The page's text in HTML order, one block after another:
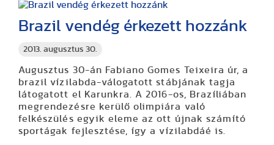
2013. augusztus 30.
Brazil vendég érkezett hozzánk
Augusztus 30-án Fabiano Gomes Teixeira úr, a
brazil vízilabda-válogatott stábjának tagja
látogatott el Karunkra. A 2016-os, Brazíliában
megrendezésre kerülő olimpiára való
felkészülés egyik eleme az ott újnak számító
sportágak fejlesztése, így a vízilabdáé is.